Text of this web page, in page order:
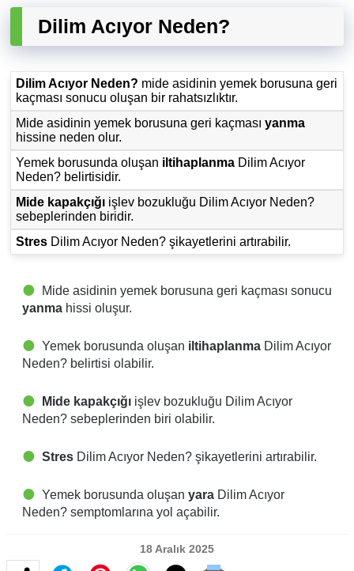
Dilim Acıyor Neden?
Dilim Acıyor Neden? mide asidinin yemek borusuna geri
kaçması sonucu oluşan bir rahatsızlıktır.
Mide asidinin yemek borusuna geri kaçmasıyanma
hissine neden olur.
Yemek borusunda oluşan iltihaplanma Dilim Acıyor
Neden? belirtisidir.
Mide kapakçığı işlev bozukluğu Dilim Acıyor Neden?
sebeplerinden biridir.
Stres Dilim Acıyor Neden? şikayetlerini artırabilir.
Mide asidinin yemek borusuna geri kaçması sonucu
yanma hissi oluşur.
Yemek borusunda oluşan iltihaplanma Dilim Acıyor
Neden? belirtisi olabilir.
Mide kapakçığı işlev bozukluğu Dilim Acıyor
Neden? sebeplerinden biri olabilir.
Stres Dilim Acıyor Neden? şikayetlerini artırabilir.
Yemek borusunda oluşan yara Dilim Acıyor
Neden? semptomlarına yol açabilir.
18 Aralık 2025